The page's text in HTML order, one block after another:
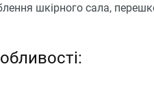
шкірного сала,